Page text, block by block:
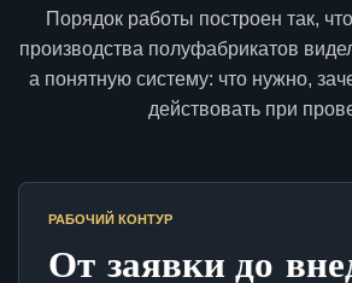
Порядок работы построен так,
производства полуфабрикатов
а понятную систему: что нужно,
действовать при
РАБОЧИЙ КОНТУР
От заявки до